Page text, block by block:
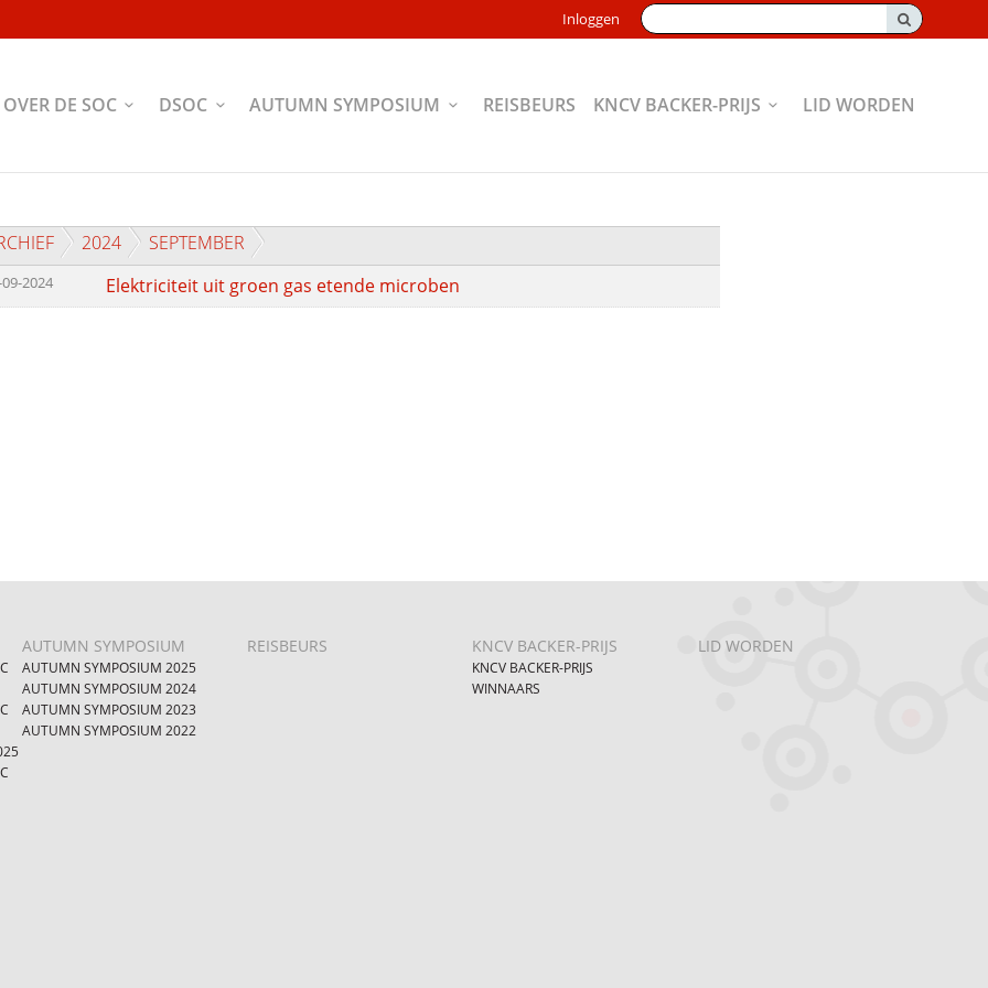
Zoeken:
Inloggen
OVER DE SOC DSOC AUTUMN SYMPOSIUM REISBEURS KNCV BACKER-PRIJS LID WORDEN
2024 SEPTEMBER
2024 Elektriciteit uit groen gas etende microben
AUTUMN SYMPOSIUM
AUTUMN SYMPOSIUM 2025
AUTUMN SYMPOSIUM 2024
AUTUMN SYMPOSIUM 2023
AUTUMN SYMPOSIUM 2022
REISBEURS KNCV BACKER-PRIJS
KNCV BACKER-PRIJS
WINNAARS
LID WORDEN